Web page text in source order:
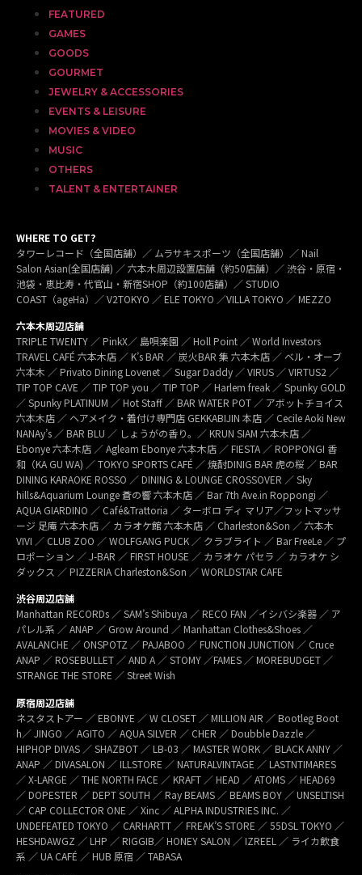
FEATURED
GAMES
GOODS
GOURMET
JEWELRY & ACCESSORIES
EVENTS & LEISURE
MOVIES & VIDEO
MUSIC
OTHERS
TALENT & ENTERTAINER
WHERE TO GET?
タワーレコード（全国店舗）／ ムラサキスポーツ（全国店舗）／ Nail
Salon Asian(全国店舗) ／ 六本木周辺設置店舗（約50店舗）／ 渋谷・原宿・
池袋・恵比寿・代官山・新宿SHOP（約100店舗）／ STUDIO
COAST（ageHa）／ V2TOKYO ／ ELE TOKYO ／VILLA TOKYO ／ MEZZO
六本木周辺店舗
TRIPLE TWENTY ／ PinkX／ 島唄楽園 ／ Holl Point ／ World Investors
TRAVEL CAFÉ 六本木店 ／ K’s BAR ／ 炭火BAR 集 六本木店 ／ ベル・オーブ
六本木 ／ Privato Dining Lovenet ／ Sugar Daddy ／ VIRUS ／ VIRTUS2 ／
TIP TOP CAVE ／ TIP TOP you ／ TIP TOP ／ Harlem freak ／ Spunky GOLD
／ Spunky PLATINUM ／ Hot Staff ／ BAR WATER POT ／ アボットチョイス
六本木店 ／ ヘアメイク・着付け専門店 GEKKABIJIN 本店 ／ Cecile Aoki New
NANAy’s ／ BAR BLU ／ しょうがの香り。／ KRUN SIAM 六本木店 ／
Ebonye 六本木店 ／ Agleam Ebonye 六本木店 ／ FIESTA ／ ROPPONGI 香
和（KA GU WA) ／ TOKYO SPORTS CAFÉ ／ 焼酎DINIG BAR 虎の桜 ／ BAR
DINING KARAOKE ROSSO ／ DINING & LOUNGE CROSSOVER ／ Sky
hills&Aquarium Lounge 蒼の響 六本木店 ／ Bar 7th Ave.in Roppongi ／
AQUA GIARDINO ／ Café&Trattoria ／ ターボロ ディ マリア／フットマッサ
ージ 足庵 六本木店 ／ カラオケ館 六本木店 ／ Charleston&Son ／ 六本木
VIVI ／ CLUB ZOO ／ WOLFGANG PUCK ／ クラブライト ／ Bar FreeLe ／ プ
ロポーション ／ J-BAR ／ FIRST HOUSE ／ カラオケ パセラ ／ カラオケ シ
ダックス ／ PIZZERIA Charleston&Son ／ WORLDSTAR CAFE
渋谷周辺店舗
Manhattan RECORDs ／ SAM’s Shibuya ／ RECO FAN ／イシバシ楽器 ／ ア
パレル系 ／ ANAP ／ Grow Around ／ Manhattan Clothes&Shoes ／
AVALANCHE ／ ONSPOTZ ／ PAJABOO ／ FUNCTION JUNCTION ／ Cruce
ANAP ／ ROSEBULLET ／ AND A ／ STOMY ／FAMES ／ MOREBUDGET ／
STRANGE THE STORE ／ Street Wish
原宿周辺店舗
ネスタストアー ／ EBONYE ／ W CLOSET ／ MILLION AIR ／ Bootleg Boot
h／ JINGO ／ AGITO ／ AQUA SILVER ／ CHER ／ Doubble Dazzle ／
HIPHOP DIVAS ／ SHAZBOT ／ LB-03 ／ MASTER WORK ／ BLACK ANNY ／
ANAP ／ DIVASALON ／ ILLSTORE ／ NATURALVINTAGE ／ LASTNTIMARES
／ X-LARGE ／ THE NORTH FACE ／ KRAFT ／ HEAD ／ ATOMS ／ HEAD69
／ DOPESTER ／ DEPT SOUTH ／ Ray BEAMS ／ BEAMS BOY ／ UNSELTISH
／ CAP COLLECTOR ONE ／ Xinc ／ ALPHA INDUSTRIES INC. ／
UNDEFEATED TOKYO ／ CARHARTT ／ FREAK’S STORE ／ 55DSL TOKYO ／
HESHDAWGZ ／ LHP ／ RIGGIB／ HONEY SALON ／ IZREEL ／ ライカ飲食
系 ／ UA CAFÉ ／ HUB 原宿 ／ TABASA